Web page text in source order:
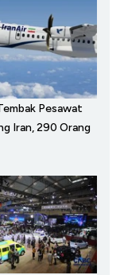
Pesawat
Iran, 290 Orang